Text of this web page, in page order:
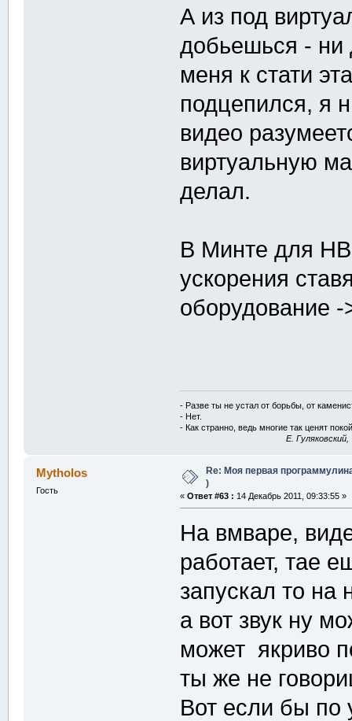
А из под
добьешься - ни
меня к стати
подцепился, я
видео
виртуальную
делал.
В Минте для
ускорения
оборудование -
- Разве ты не устал от борьбы, от
- Нет.
- Как странно, ведь многие так ценят
E.
Mytholos
Гость
Re: Моя первая
)
«Ответ #63 : 14 Декабрь 2011, 09:33:55 »
На вмваре,
работает, тае
запускал то на
а вот звук ну
может якриво
ты же не
Вот если бы по